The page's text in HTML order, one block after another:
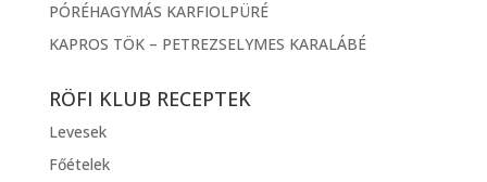
PÓRÉHAGYMÁS KARFIOLPÜRÉ
KAPROS TÖK – PETREZSELYMES KARALÁBÉ
RÖFI KLUB RECEPTEK
Levesek
Főételek